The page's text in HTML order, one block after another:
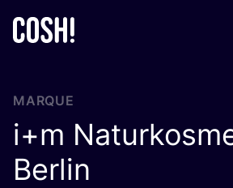
MARQUE
i+m
Berlin